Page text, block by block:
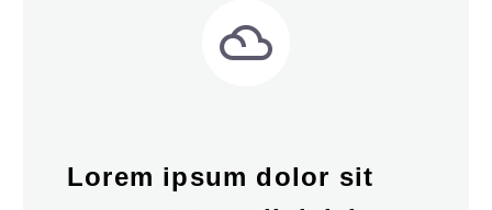


Lorem ipsum dolor sit